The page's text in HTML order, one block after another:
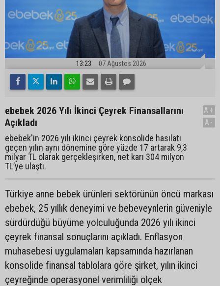
13:23 07 Ağustos 2026
ebebek 2026 Yılı İkinci Çeyrek Finansallarını
Açıkladı
ebebek'in 2026 yılı ikinci çeyrek konsolide hasılatı
geçen yılın aynı dönemine göre yüzde 17 artarak 9,3
milyar TL olarak gerçekleşirken, net karı 304 milyon
TL’ye ulaştı.
A+
A-
Türkiye anne bebek ürünleri sektörünün öncü markası
ebebek, 25 yıllık deneyimi ve bebeveynlerin güveniyle
sürdürdüğü büyüme yolculuğunda 2026 yılı ikinci
çeyrek finansal sonuçlarını açıkladı. Enflasyon
muhasebesi uygulamaları kapsamında hazırlanan
konsolide finansal tablolara göre şirket, yılın ikinci
çeyreğinde operasyonel verimliliği ölçek